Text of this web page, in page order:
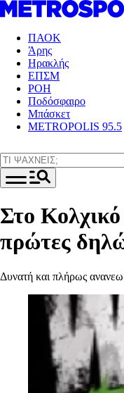
ΠΑΟΚ
Άρης
Ηρακλής
ΕΠΣΜ
ΡΟΗ
Ποδόσφαιρο
Μπάσκετ
METROPOLIS 95.5
Στο
πρώτες
Δυνατή και πλήρως